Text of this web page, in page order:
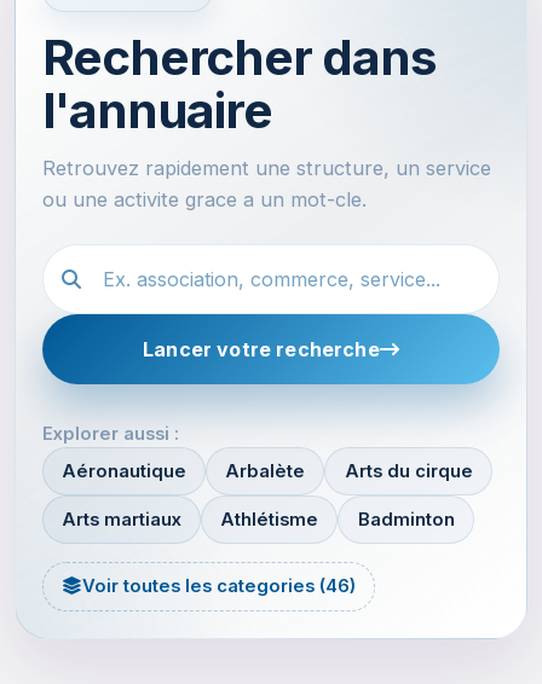
Rechercher dans
l'annuaire
Retrouvez rapidement une structure, un service
ou une activite grace a un mot-cle.
Recherche dans l'annuaire
Lancer votre recherche
Explorer aussi :
Aéronautique
Arbalète Arts du cirque
Arts martiaux Athlétisme Badminton
Voir toutes les categories (46)